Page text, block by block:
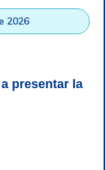
2026
presentar la